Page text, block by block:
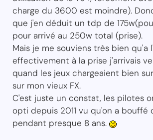
charge du 3600 est moindre).
que j'en déduit un tdp de
pour arrivé au 250w total (prise).
Mais je me souviens très bien qu'a
effectivement à la prise j'arrivais
quand les jeux chargeaient bien
sur mon vieux FX.
C'est juste un constat, les pilotes
opti depuis 2011 vu qu'on a bouffé
pendant presque 8 ans.